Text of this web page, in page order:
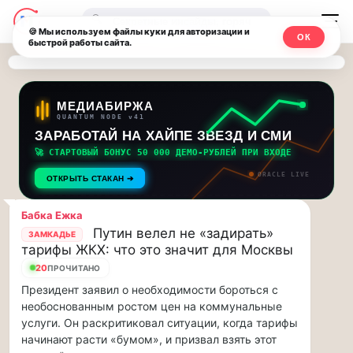
Последние
новости
и
обновления
потока:
Друзья,
приглашаем
на
музыкальную
прогулку
по
Москве
Чайковского!…
Друзья,
приглашаем
на
музыкальную
Москвичи.net
—
Главный
столичный
чат-
мессенджер,
новости
и
инсайды
Москвы
🔍
МЕДИАБИРЖА
QUANTUM NODE v41
ЗАРАБОТАЙ НА ХАЙПЕ ЗВЕЗД И СМИ
🚀 СТАРТОВЫЙ БОНУС 50 000 ДЕМО-РУБЛЕЙ ПРИ ВХОДЕ
ОТКРЫТЬ СТАКАН ➔ ORACLE LIVE
Бабка Ежка
ЗАМКАДЬЕ
Путин велел не «задирать»
тарифы ЖКХ: что это значит для Москвы
20ПРОЧИТАНО
Президент заявил о необходимости бороться с
необоснованным ростом цен на коммунальные
услуги. Он раскритиковал ситуации, когда тарифы
начинают расти «бумом», и призвал взять этот
🍪 Мы используем файлы куки для авторизации и
быстрой работы сайта.
ОК